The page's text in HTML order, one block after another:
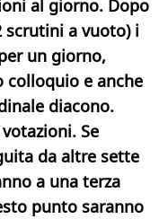
al giorno. Dopo
scrutini a vuoto) i
un giorno,
colloquio e anche
diacono.
Se
da altre sette
a una terza
punto saranno